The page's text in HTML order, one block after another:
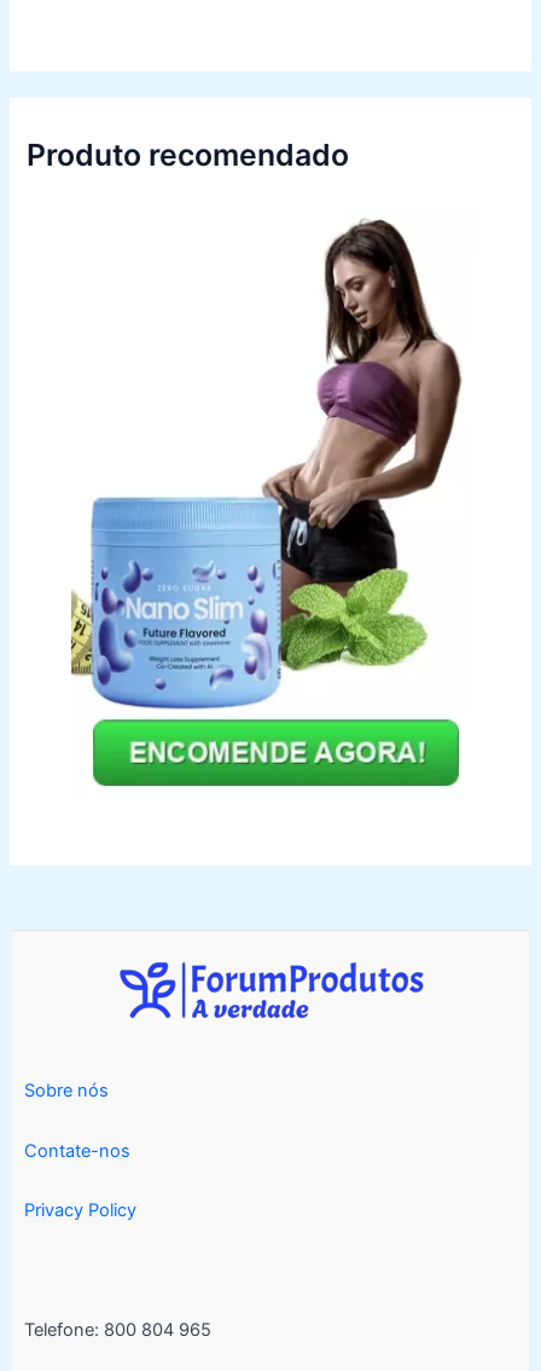
Produto recomendado
Sobre nós
Contate-nos
Privacy Policy
Telefone: 800 804 965